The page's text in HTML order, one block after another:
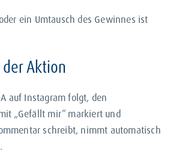
ein Umtausch des Gewinnes ist
Aktion
auf Instagram folgt, den
„Gefällt mir“ markiert und
schreibt, nimmt automatisch